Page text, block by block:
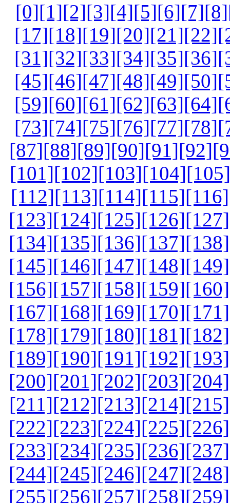
[0][1][2][3][4][5][6][7][8]
[17][18][19][20][21][22]
[31][32][33][34][35][36]
[45][46][47][48][49][50]
[59][60][61][62][63][64]
[73][74][75][76][77][78]
[87][88][89][90][91][92]
[101][102][103][104][105]
[112][113][114][115][116]
[123][124][125][126][127]
[134][135][136][137][138]
[145][146][147][148][149]
[156][157][158][159][160]
[167][168][169][170][171]
[178][179][180][181][182]
[189][190][191][192][193]
[200][201][202][203][204]
[211][212][213][214][215]
[222][223][224][225][226]
[233][234][235][236][237]
[244][245][246][247][248]
[255][256][257][258][259]